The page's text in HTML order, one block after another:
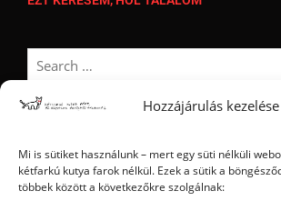
Hozzájárulás kezelése
Mi is sütiket használunk – mert egy süti nélküli
kétfarkú kutya farok nélkül. Ezek a sütik a
többek között a következőkre szolgálnak:
Ⓒ 2006 - 2026 - Magyar Kétfarkú Kutya Párt -